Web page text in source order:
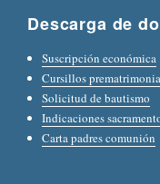
Descarga de
Suscripción económica
Cursillos
Solicitud de bautismo
Indicaciones
Carta padres comunión